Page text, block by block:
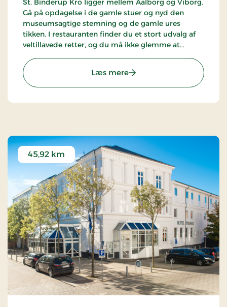
St. Binderup Kro ligger mellem Aalborg og Viborg.
Gå på opdagelse i de gamle stuer og nyd den
museumsagtige stemning og de gamle ures
tikken. I restauranten finder du et stort udvalg af
veltillavede retter, og du må ikke glemme at
Kromanden fortæller gerne om stedets historie.
Læs mere: St. Binderup Kro, Classic
45,92 km